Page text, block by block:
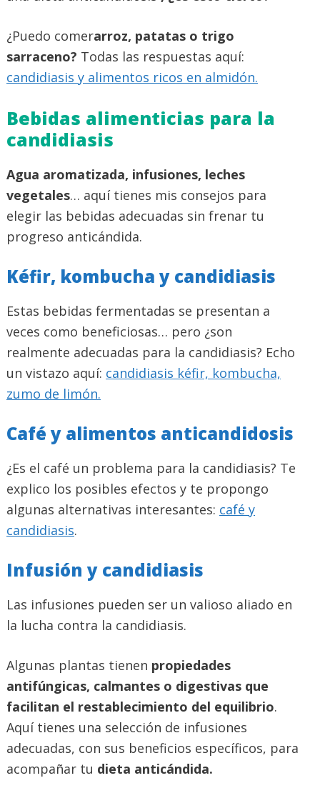
¿Puedo comerarroz, patatas o trigo
sarraceno? Todas las respuestas aquí:
candidiasis y alimentos ricos en almidón.
Bebidas alimenticias para la
candidiasis
Agua aromatizada, infusiones, leches
vegetales… aquí tienes mis consejos para
elegir las bebidas adecuadas sin frenar tu
progreso anticándida.
Kéfir, kombucha y candidiasis
Estas bebidas fermentadas se presentan a
veces como beneficiosas… pero ¿son
realmente adecuadas para la candidiasis? Echo
un vistazo aquí: candidiasis kéfir, kombucha,
zumo de limón.
Café y alimentos anticandidosis
¿Es el café un problema para la candidiasis? Te
explico los posibles efectos y te propongo
algunas alternativas interesantes: café y
candidiasis.
Infusión y candidiasis
Las infusiones pueden ser un valioso aliado en
la lucha contra la candidiasis.
Algunas plantas tienen propiedades
antifúngicas, calmantes o digestivas que
facilitan el restablecimiento del equilibrio.
Aquí tienes una selección de infusiones
adecuadas, con sus beneficios específicos, para
acompañar tu dieta anticándida.